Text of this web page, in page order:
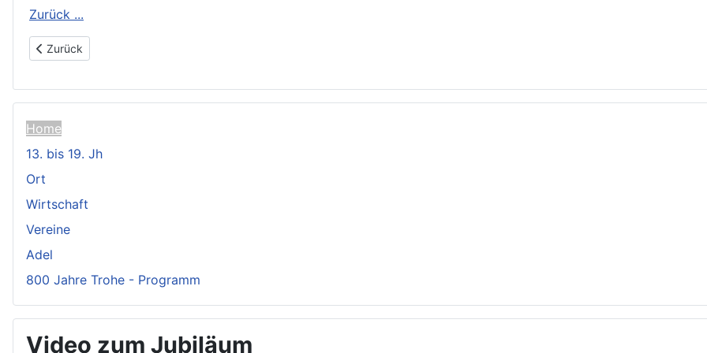
Home
13. bis 19. Jh
Ort
Wirtschaft
Vereine
Adel
800 Jahre Trohe - Programm
Video zum Jubiläum
Zurück ...
Vorheriger Beitrag: Trohe in frühen Urkunden
Zurück